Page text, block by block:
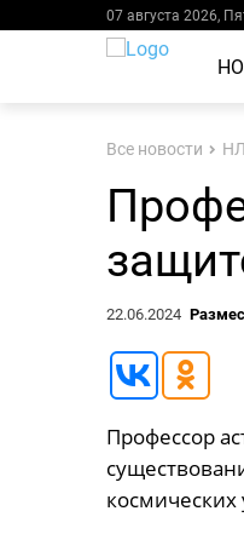
07 августа 2026,
Все новости
22.06.2024
Профессор
космических